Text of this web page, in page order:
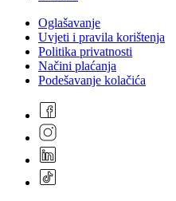
Oglašavanje
Uvjeti i pravila korištenja
Politika privatnosti
Načini plaćanja
Podešavanje kolačića